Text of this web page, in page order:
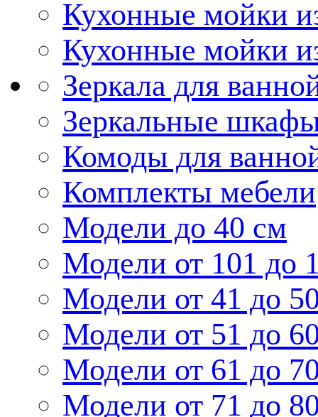
Кухонные мойки
Кухонные мойки
Зеркала для
Зеркальные
Комоды для
Комплекты мебели
Модели до 40 см
Модели от 101 до
Модели от 41 до
Модели от 51 до
Модели от 61 до
Модели от 71 до